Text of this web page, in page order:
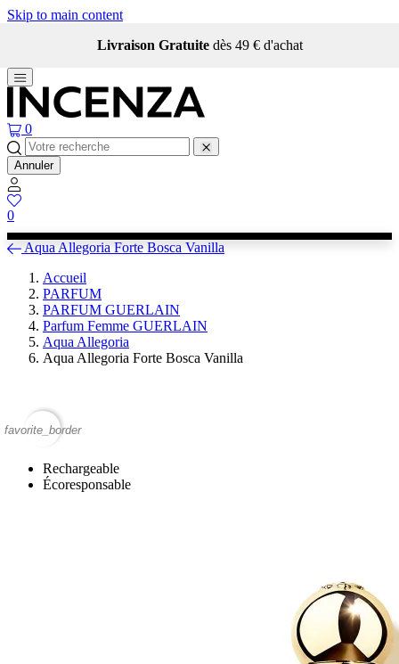
Skip to main content
Qui sommes-nous ?
0
Annuler
0
Aqua Allegoria Forte Bosca Vanilla
Accueil
PARFUM
PARFUM GUERLAIN
Parfum Femme GUERLAIN
Aqua Allegoria
Aqua Allegoria Forte Bosca Vanilla
favorite_border
Rechargeable
Écoresponsable